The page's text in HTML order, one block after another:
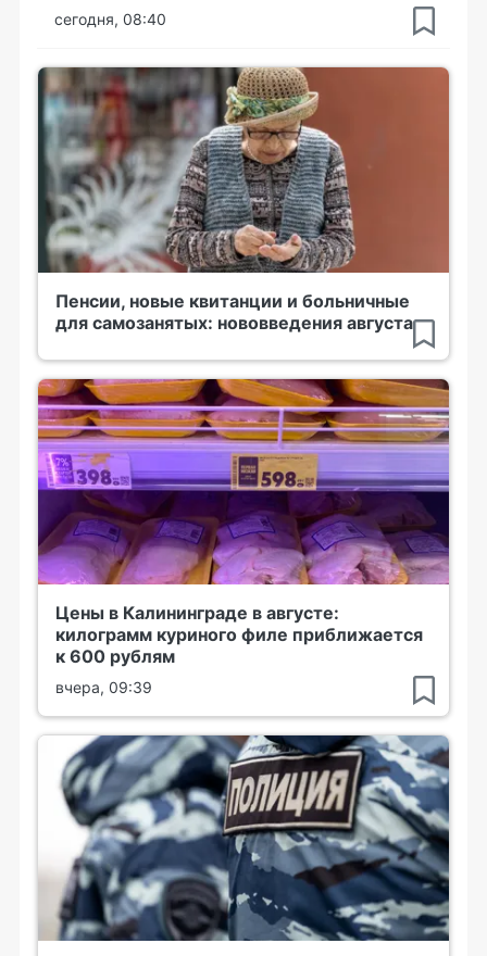
сегодня, 08:40
Пенсии, новые квитанции и больничные
для самозанятых: нововведения августа
Цены в Калининграде в августе:
килограмм куриного филе приближается
к 600 рублям
вчера, 09:39